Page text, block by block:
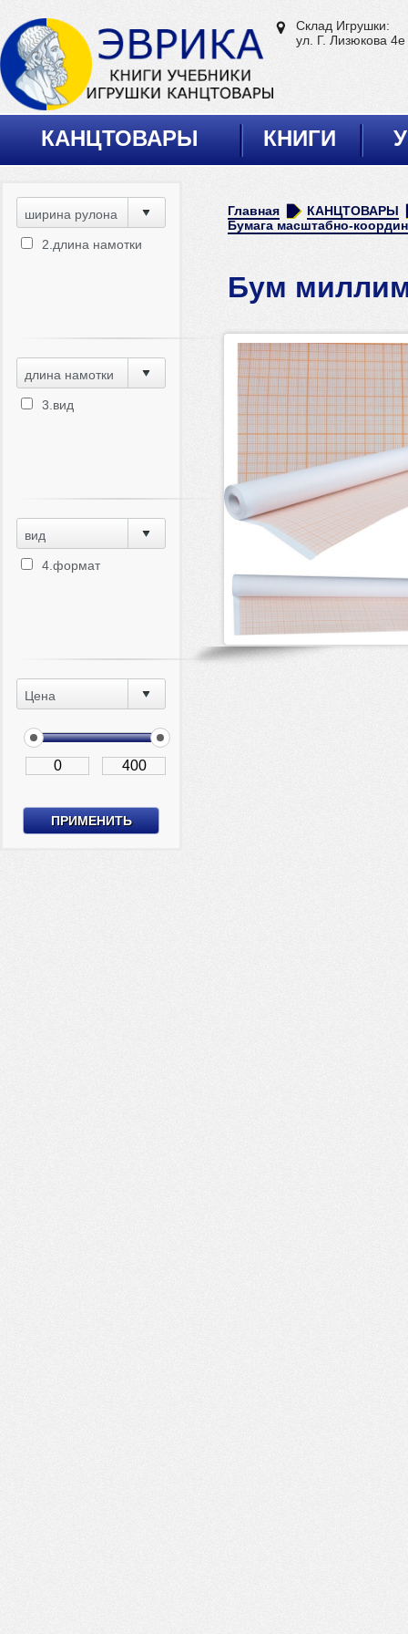
Склад Игрушки:
ул. Г. Лизюкова 4е
КАНЦТОВАРЫ КНИГИ
ширина рулона
2.длина намотки
длина намотки
3.вид
вид
4.формат
Цена
Главная
КАНЦТОВАРЫ
Бумага масштабно-
Бум